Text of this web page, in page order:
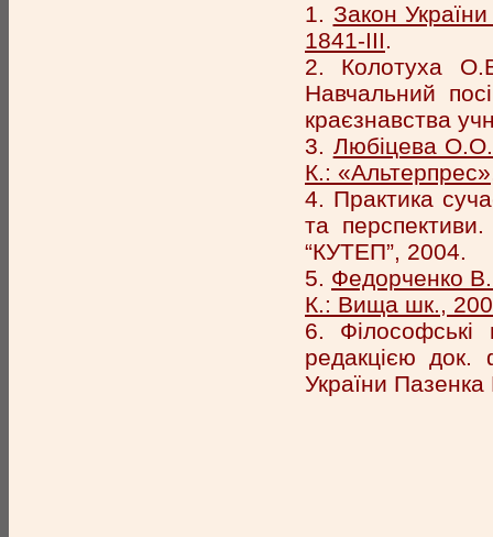
1. Закон
1841-ІІІ.
2. Колотуха
Навчальний
краєзнавства
3. Любіцева О.О.
К.:
4. Практика
та
“КУТЕП”, 2004.
5. Федорченко
К.: Вища шк.,
6.
редакцією док.
України